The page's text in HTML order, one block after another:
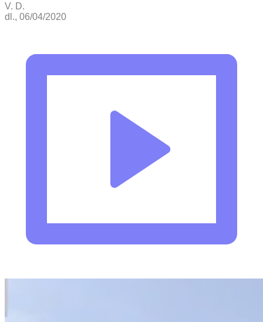
V. D.
dl., 06/04/2020